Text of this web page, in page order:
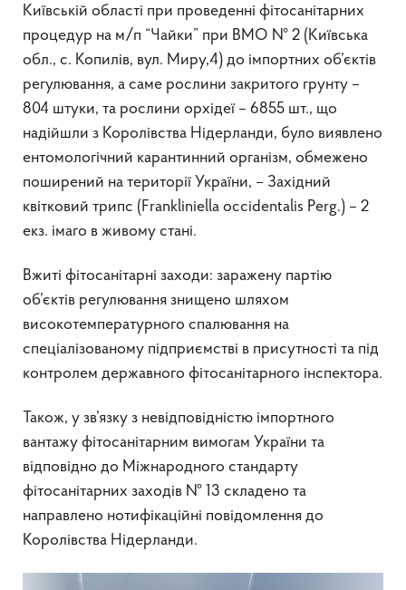
Київській області при проведенні фітосанітарних
процедур на м/п “Чайки” при ВМО № 2 (Київська
обл., с. Копилів, вул. Миру,4) до імпортних об’єктів
регулювання, а саме рослини закритого грунту –
804 штуки, та рослини орхідеї – 6855 шт., що
надійшли з Королівства Нідерланди, було виявлено
ентомологічний карантинний організм, обмежено
поширений на території України, – Західний
квітковий трипс (Frankliniella occidentalis Perg.) – 2
екз. імаго в живому стані.
Вжиті фітосанітарні заходи: заражену партію
об’єктів регулювання знищено шляхом
високотемпературного спалювання на
спеціалізованому підприємстві в присутності та під
контролем державного фітосанітарного інспектора.
Також, у зв’язку з невідповідністю імпортного
вантажу фітосанітарним вимогам України та
відповідно до Міжнародного стандарту
фітосанітарних заходів № 13 складено та
направлено нотифікаційні повідомлення до
Королівства Нідерланди.